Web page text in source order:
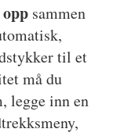
sammen
til et
må du
legge inn en